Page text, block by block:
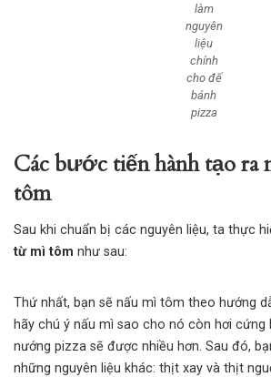
làm
nguyên
liệu
chính
cho đế
bánh
pizza
Các bước tiến hành tạo ra
tôm
Sau khi chuẩn bị các nguyên liệu, ta thực
từ mì tôm như sau:
Thứ nhất, bạn sẽ nấu mì tôm theo hướng
hãy chú ý nấu mì sao cho nó còn hơi cứng
nướng pizza sẽ được nhiều hơn. Sau đó,
những nguyên liệu khác: thịt xay và thịt